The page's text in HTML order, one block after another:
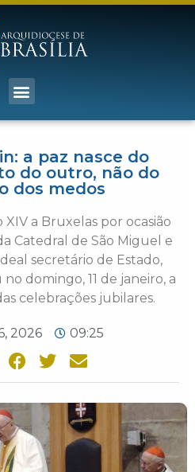
a paz nasce do
do outro, não do
dos medos
XIV a Bruxelas por ocasião
Catedral de São Miguel e
secretário de Estado,
domingo, 11 de janeiro, a
celebrações jubilares.
2026 09:25